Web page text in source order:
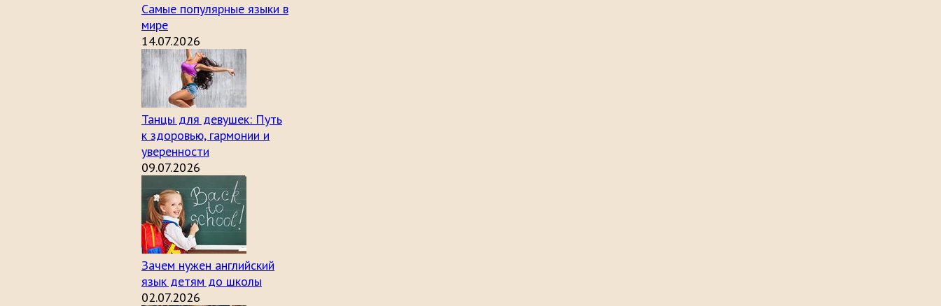
Самые популярные языки в
мире
14.07.2026
Танцы для девушек: Путь
к здоровью, гармонии и
уверенности
09.07.2026
Зачем нужен английский
язык детям до школы
02.07.2026